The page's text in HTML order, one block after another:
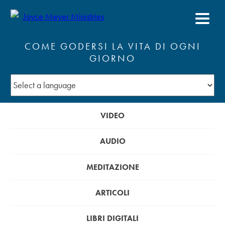
COME GODERSI LA VITA DI OGNI
GIORNO
VIDEO
AUDIO
MEDITAZIONE
ARTICOLI
LIBRI DIGITALI